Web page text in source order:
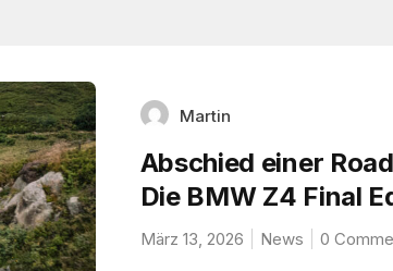
Martin
Abschied einer
Die BMW Z4 Final
März 13, 2026 News 0